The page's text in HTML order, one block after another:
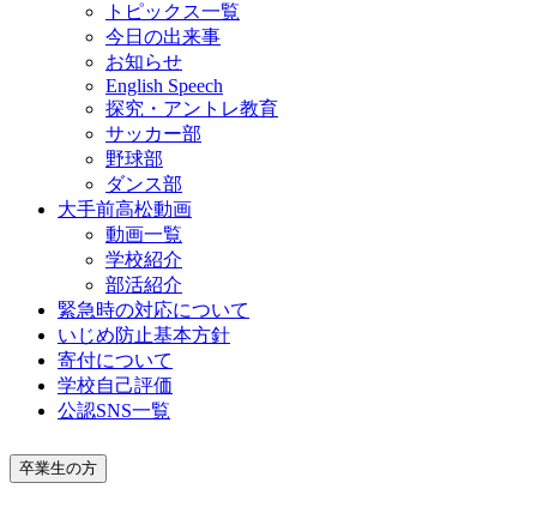
トピックス一覧
今日の出来事
お知らせ
English Speech
探究・アントレ教育
サッカー部
野球部
ダンス部
大手前高松動画
動画一覧
学校紹介
部活紹介
緊急時の対応について
いじめ防止基本方針
寄付について
学校自己評価
公認SNS一覧
卒業生の方